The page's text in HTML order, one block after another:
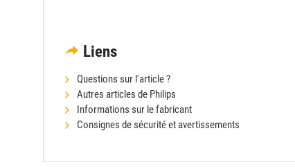
Liens
Questions sur l'article ?
Autres articles de Philips
Informations sur le fabricant
Consignes de sécurité et avertissements